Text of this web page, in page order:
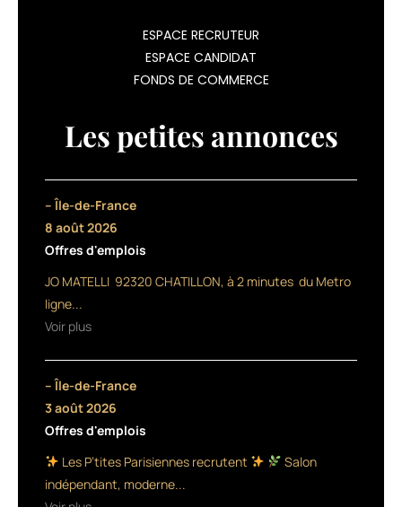
produits
entièrement
dédiée
clientes
comprend
d’abord
gammes
ciblées
ESPACE RECRUTEUR
ESPACE CANDIDAT
FONDS DE COMMERCE
Les petites annonces
– Île-de-France
8 août 2026
Offres d'emplois
JO MATELLI 92320 CHATILLON, à 2 minutes du Metro
ligne...
Voir plus
– Île-de-France
3 août 2026
Offres d'emplois
Les P’tites Parisiennes recrutent
Salon
indépendant, moderne...